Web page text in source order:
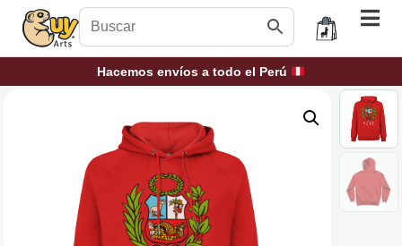
Hacemos envíos a todo el Perú